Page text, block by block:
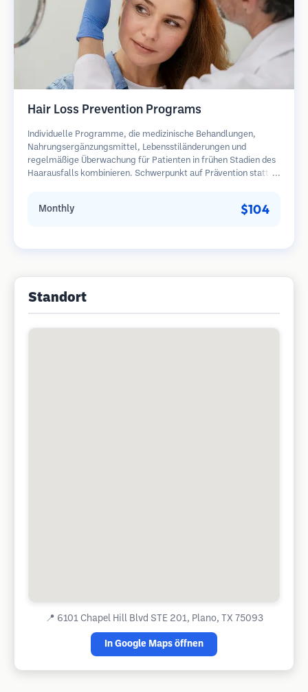
Hair Loss Prevention Programs
Individuelle Programme, die medizinische Behandlungen,
Nahrungsergänzungsmittel, Lebensstiländerungen und
regelmäßige Überwachung für Patienten in frühen Stadien des
Haarausfalls kombinieren. Schwerpunkt auf Prävention statt
Monthly $104
Standort
📍 6101 Chapel Hill Blvd STE 201, Plano, TX 75093
In Google Maps öffnen